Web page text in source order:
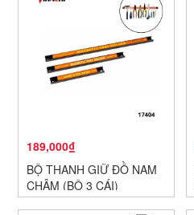
189,000₫
BỘ THANH GIỮ ĐỒ NAM
CHÂM (BỘ 3 CÁI)